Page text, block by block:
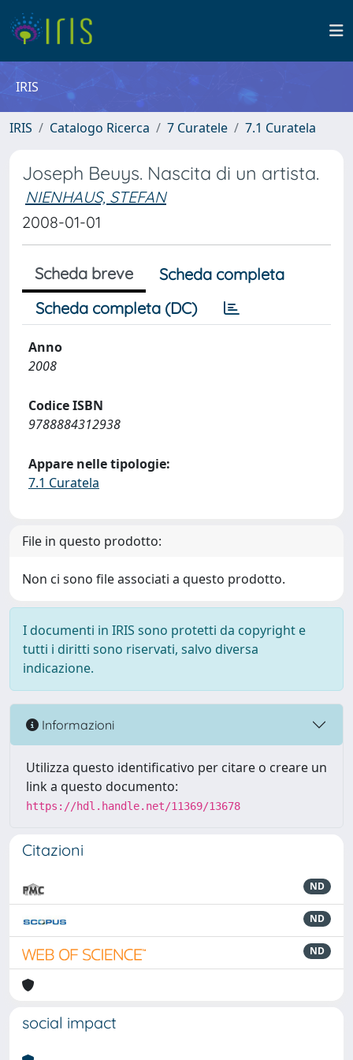
IRIS
IRIS Catalogo Ricerca 7 Curatele 7.1 Curatela
Joseph Beuys. Nascita di un artista.
NIENHAUS, STEFAN
2008-01-01
Scheda breve
Scheda completa
Scheda completa (DC)
Anno
2008
Codice ISBN
9788884312938
Appare nelle tipologie:
7.1 Curatela
File in questo prodotto:
Non ci sono file associati a questo prodotto.
I documenti in IRIS sono protetti da copyright e
tutti i diritti sono riservati, salvo diversa
indicazione.
Informazioni
Utilizza questo identificativo per citare o creare un
link a questo documento:
https://hdl.handle.net/11369/13678
Citazioni
ND
ND
ND
social impact